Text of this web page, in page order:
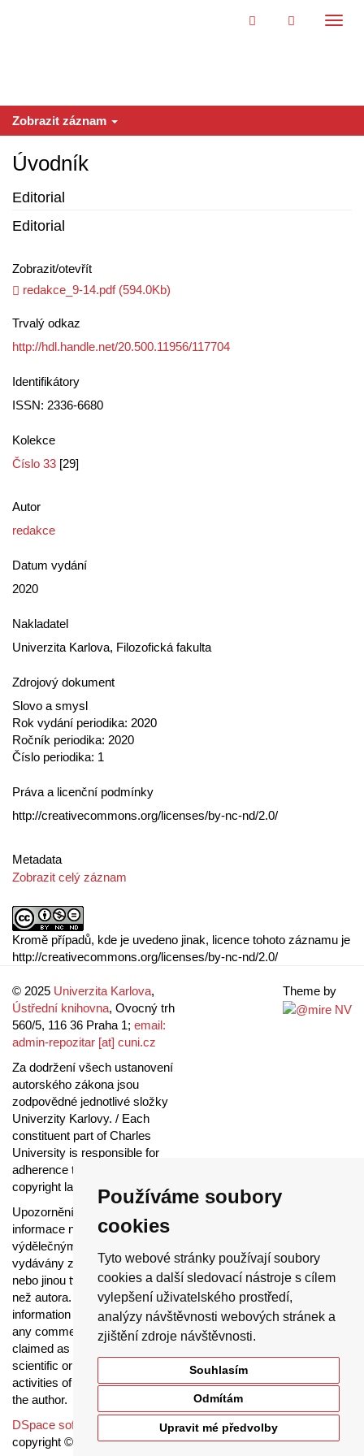
Používáme soubory
cookies
Tyto webové stránky používají soubory
cookies a další sledovací nástroje s cílem
vylepšení uživatelského prostředí,
analýzy návštěvnosti webových stránek a
zjištění zdroje návštěvnosti.
Souhlasím
Odmítám
Upravit mé předvolby
Zobrazit záznam
Úvodník
Editorial
Editorial
Zobrazit/otevřít
redakce_9-14.pdf (594.0Kb)
Trvalý odkaz
http://hdl.handle.net/20.500.11956/117704
Identifikátory
ISSN: 2336-6680
Kolekce
Číslo 33 [29]
Autor
redakce
Datum vydání
2020
Nakladatel
Univerzita Karlova, Filozofická fakulta
Zdrojový dokument
Slovo a smysl
Rok vydání periodika: 2020
Ročník periodika: 2020
Číslo periodika: 1
Práva a licenční podmínky
http://creativecommons.org/licenses/by-nc-nd/2.0/
Metadata
Zobrazit celý záznam
Kromě případů, kde je uvedeno jinak, licence tohoto záznamu je
http://creativecommons.org/licenses/by-nc-nd/2.0/
© 2025 Univerzita Karlova,
Ústřední knihovna, Ovocný trh
560/5, 116 36 Praha 1; email:
admin-repozitar [at] cuni.cz
Za dodržení všech ustanovení
autorského zákona jsou
zodpovědné jednotlivé složky
Univerzity Karlovy. / Each
constituent part of Charles
University is responsible for
adherence to all provisions of the
copyright law.
Upozornění / Notice:
informace nemohou být použity k
výdělečným účelům nebo
vydávány za studijní, vědeckou
nebo jinou tvůrčí činnost jiné osoby
než autora. / Any retrieved
information shall not be used for
any commercial purposes or
claimed as results of studying,
scientific or any other creative
activities of any person other than
the author.
DSpace software
copyright © 2002-2015DuraSpace
Theme by